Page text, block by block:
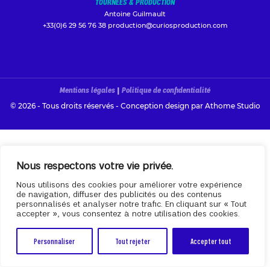
Nous respectons votre vie privée.
Nous utilisons des cookies pour améliorer votre expérience
de navigation, diffuser des publicités ou des contenus
personnalisés et analyser notre trafic. En cliquant sur « Tout
accepter », vous consentez à notre utilisation des cookies.
Personnaliser Tout rejeter Accepter tout
Antoine Guilmault
+33(0)6 29 56 76 38 production@curiosproduction.com
Mentions légales | Politique de confidentialité
© 2026 - Tous droits réservés - Conception design par Athome Studio